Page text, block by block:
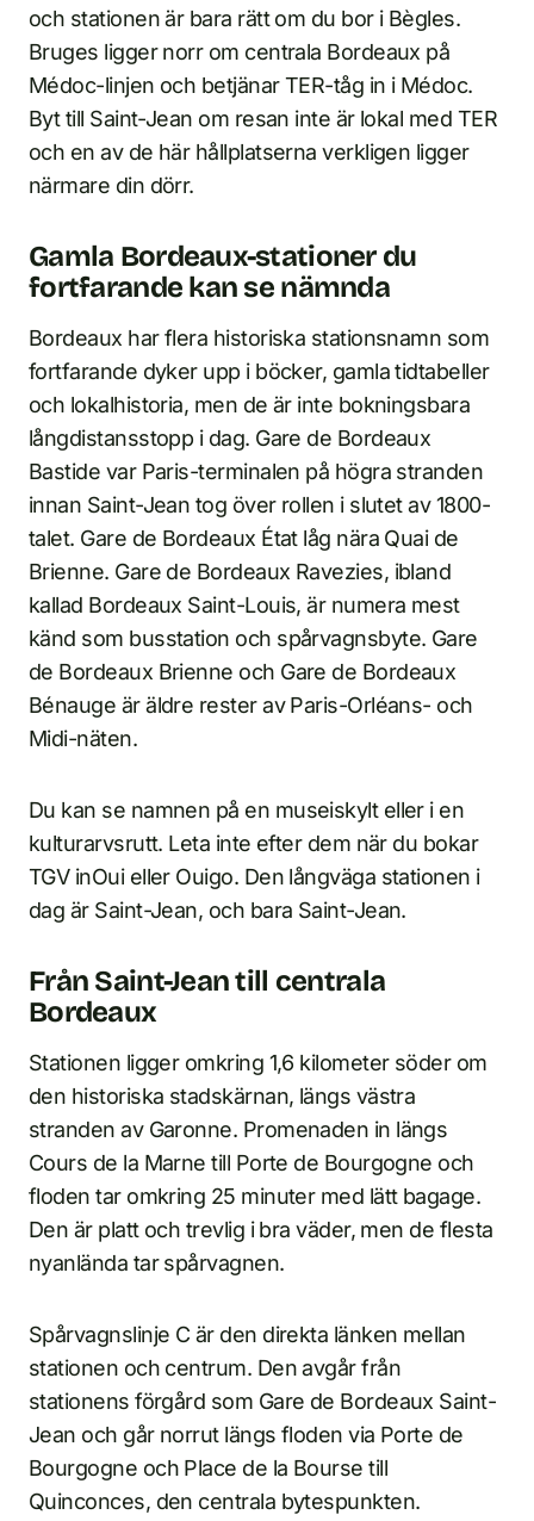
och stationen är bara rätt om du bor i Bègles.
Bruges ligger norr om centrala Bordeaux på
Médoc-linjen och betjänar TER-tåg in i Médoc.
Byt till Saint-Jean om resan inte är lokal med TER
och en av de här hållplatserna verkligen ligger
närmare din dörr.
Gamla Bordeaux-stationer du
fortfarande kan se nämnda
Bordeaux har flera historiska stationsnamn som
fortfarande dyker upp i böcker, gamla tidtabeller
och lokalhistoria, men de är inte bokningsbara
långdistansstopp i dag. Gare de Bordeaux
Bastide var Paris-terminalen på högra stranden
innan Saint-Jean tog över rollen i slutet av 1800-
talet. Gare de Bordeaux État låg nära Quai de
Brienne. Gare de Bordeaux Ravezies, ibland
kallad Bordeaux Saint-Louis, är numera mest
känd som busstation och spårvagnsbyte. Gare
de Bordeaux Brienne och Gare de Bordeaux
Bénauge är äldre rester av Paris-Orléans- och
Midi-näten.
Du kan se namnen på en museiskylt eller i en
kulturarvsrutt. Leta inte efter dem när du bokar
TGV inOui eller Ouigo. Den långväga stationen i
dag är Saint-Jean, och bara Saint-Jean.
Från Saint-Jean till centrala
Bordeaux
Stationen ligger omkring 1,6 kilometer söder om
den historiska stadskärnan, längs västra
stranden av Garonne. Promenaden in längs
Cours de la Marne till Porte de Bourgogne och
floden tar omkring 25 minuter med lätt bagage.
Den är platt och trevlig i bra väder, men de flesta
nyanlända tar spårvagnen.
Spårvagnslinje C är den direkta länken mellan
stationen och centrum. Den avgår från
stationens förgård som Gare de Bordeaux Saint-
Jean och går norrut längs floden via Porte de
Bourgogne och Place de la Bourse till
Quinconces, den centrala bytespunkten.